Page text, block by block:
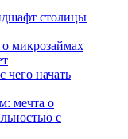
столицы
микрозаймах
чего начать
мечта о
с